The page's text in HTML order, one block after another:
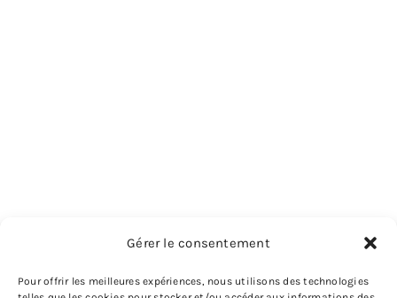
Gérer le consentement
Pour offrir les meilleures expériences, nous utilisons des technologies